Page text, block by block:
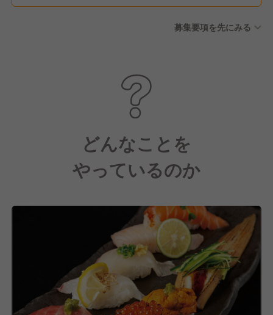
募集要項を先にみる
どんなことを
やっているのか